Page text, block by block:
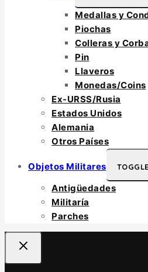
Medallas y
Piochas
Colleras y
Pin
Llaveros
Monedas/Coins
Ex-URSS/Rusia
Estados Unidos
Alemania
Otros Países
Objetos Militares
Antigüedades
Militaría
Parches